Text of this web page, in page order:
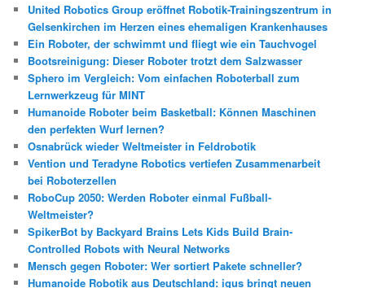
n
United Robotics Group eröffnet Robotik-Trainingszentrum in
Gelsenkirchen im Herzen eines ehemaligen Krankenhauses
Ein Roboter, der schwimmt und fliegt wie ein Tauchvogel
Bootsreinigung: Dieser Roboter trotzt dem Salzwasser
Sphero im Vergleich: Vom einfachen Roboterball zum
Lernwerkzeug für MINT
Humanoide Roboter beim Basketball: Können Maschinen
den perfekten Wurf lernen?
Osnabrück wieder Weltmeister in Feldrobotik
Vention und Teradyne Robotics vertiefen Zusammenarbeit
bei Roboterzellen
RoboCup 2050: Werden Roboter einmal Fußball-
Weltmeister?
SpikerBot by Backyard Brains Lets Kids Build Brain-
Controlled Robots with Neural Networks
Mensch gegen Roboter: Wer sortiert Pakete schneller?
Humanoide Robotik aus Deutschland: igus bringt neuen